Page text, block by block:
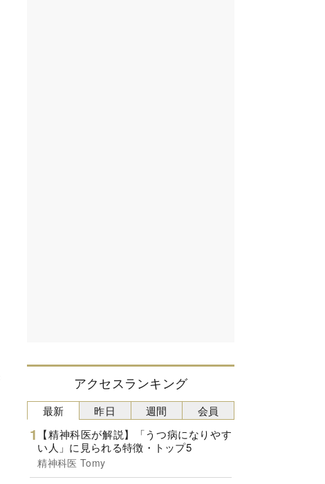
アクセスランキング
最新
【精神科医が解説】「うつ病になりやす
い人」に見られる特徴・トップ5
精神科医 Tomy
昨日 週間 会員